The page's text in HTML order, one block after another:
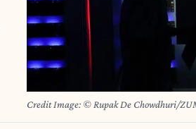
Credit Image: © Rupak De Chowdhuri/